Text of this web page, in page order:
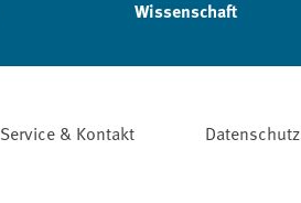
Wissenschaft
Service & Kontakt Datenschutz